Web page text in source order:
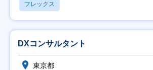
フレックス
DXコンサルタント
東京都